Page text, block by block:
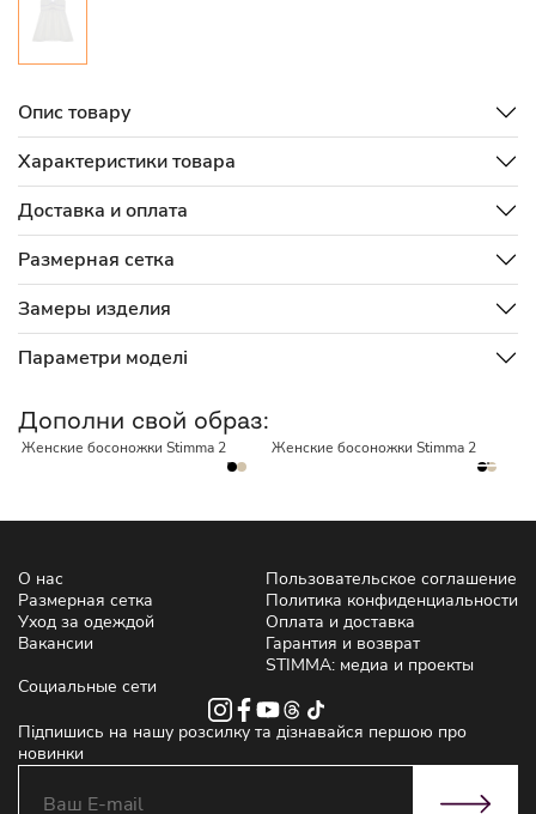
Опис товару
Характеристики товара
Доставка и оплата
Размерная сетка
Замеры изделия
Параметри моделі
Дополни свой образ:
НЕТ В НАЛИЧИИ
Женские босоножки Stimma 2 Женские босоножки Stimma 2
О нас
Размерная сетка
Уход за одеждой
Вакансии
Пользовательское соглашение
Политика конфиденциальности
Оплата и доставка
Гарантия и возврат
STIMMA: медиа и проекты
Социальные сети
Підпишись на нашу розсилку та дізнавайся першою про
новинки